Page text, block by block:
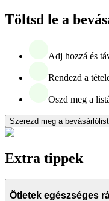
Töltsd le a
Adj hozzá és
Rendezd a
Oszd meg a
Szerezd meg a
Extra tippek
Ötletek egészséges